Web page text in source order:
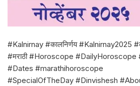
#Kalnirnay #कालनिर्णय #Kalnirnay2025
#मराठी #Horoscope
#Dates #marathihoroscope
#SpecialOfTheDay #Dinvishesh